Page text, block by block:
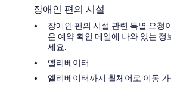
장애인 편의 시설
장애인 편의 시설 관련 특별 요청
은 예약 확인 메일에 나와 있는
세요.
엘리베이터
엘리베이터까지 휠체어로 이동